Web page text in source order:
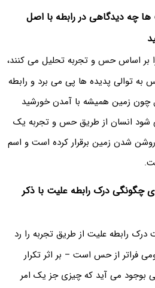
ها چه دیدگاهی در رابطه با اصل
بر اساس حس و تجربه تحلیل می کنند،
به توالی پدیده ها پی می برد و رابطه
چون زمین همیشه با آمدن خورشید
شود انسان از طریق حس و تجربه یک
شدن زمین برقرار کرده است و اسم
ی چگونگی درک رابطه علیت با ذکر
درک رابطه علیت از طریق تجربه را رد
فراتر از حس است – بر اثر تکرار
بوجود می آید که چیزی جز یک امر